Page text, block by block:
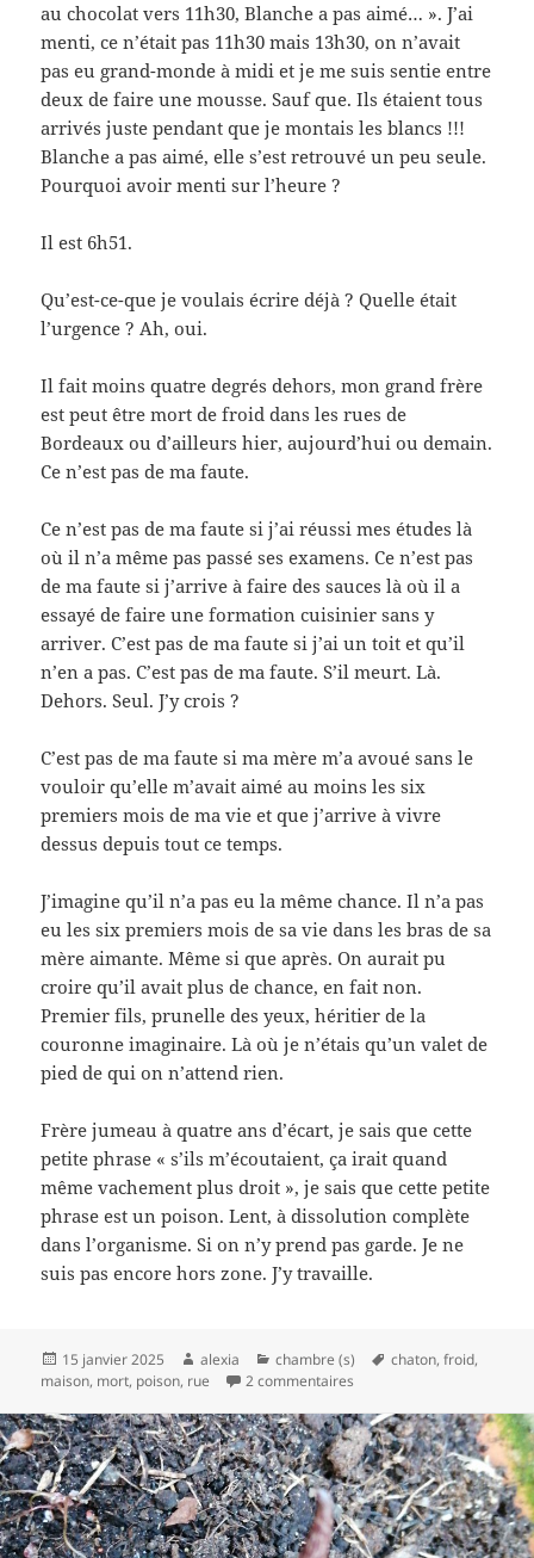
au chocolat vers 11h30, Blanche a pas aimé… ». J’ai
menti, ce n’était pas 11h30 mais 13h30, on n’avait
pas eu grand-monde à midi et je me suis sentie entre
deux de faire une mousse. Sauf que. Ils étaient tous
arrivés juste pendant que je montais les blancs !!!
Blanche a pas aimé, elle s’est retrouvé un peu seule.
Pourquoi avoir menti sur l’heure ?
Il est 6h51.
Qu’est-ce-que je voulais écrire déjà ? Quelle était
l’urgence ? Ah, oui.
Il fait moins quatre degrés dehors, mon grand frère
est peut être mort de froid dans les rues de
Bordeaux ou d’ailleurs hier, aujourd’hui ou demain.
Ce n’est pas de ma faute.
Ce n’est pas de ma faute si j’ai réussi mes études là
où il n’a même pas passé ses examens. Ce n’est pas
de ma faute si j’arrive à faire des sauces là où il a
essayé de faire une formation cuisinier sans y
arriver. C’est pas de ma faute si j’ai un toit et qu’il
n’en a pas. C’est pas de ma faute. S’il meurt. Là.
Dehors. Seul. J’y crois ?
C’est pas de ma faute si ma mère m’a avoué sans le
vouloir qu’elle m’avait aimé au moins les six
premiers mois de ma vie et que j’arrive à vivre
dessus depuis tout ce temps.
J’imagine qu’il n’a pas eu la même chance. Il n’a pas
eu les six premiers mois de sa vie dans les bras de sa
mère aimante. Même si que après. On aurait pu
croire qu’il avait plus de chance, en fait non.
Premier fils, prunelle des yeux, héritier de la
couronne imaginaire. Là où je n’étais qu’un valet de
pied de qui on n’attend rien.
Frère jumeau à quatre ans d’écart, je sais que cette
petite phrase « s’ils m’écoutaient, ça irait quand
même vachement plus droit », je sais que cette petite
phrase est un poison. Lent, à dissolution complète
dans l’organisme. Si on n’y prend pas garde. Je ne
suis pas encore hors zone. J’y travaille.
Publié
le
15 janvier 2025 Auteur
alexia Catégories
chambre (s)
Mots-
chaton,froid,
maison, mort, poison, rue 2 commentaires